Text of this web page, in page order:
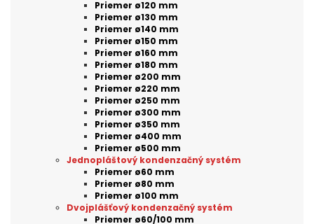
Priemer ø120 mm
Priemer ø130 mm
Priemer ø140 mm
Priemer ø150 mm
Priemer ø160 mm
Priemer ø180 mm
Priemer ø200 mm
Priemer ø220 mm
Priemer ø250 mm
Priemer ø300 mm
Priemer ø350 mm
Priemer ø400 mm
Priemer ø500 mm
Jednopláštový kondenzačný systém
Priemer ø60 mm
Priemer ø80 mm
Priemer ø100 mm
Dvojplášťový kondenzačný systém
Priemer ø60/100 mm